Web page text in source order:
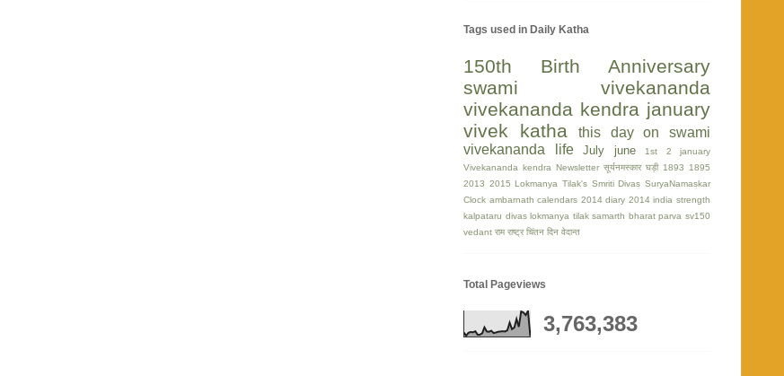
Tags used in Daily Katha
150th Birth Anniversary
swami vivekananda
vivekananda kendra january
vivek katha
this day on swami
vivekananda life
July june 1st
2 january
Vivekananda kendra Newsletter सूर्यनमस्कार घड़ी 1893
1895
2013 2015 Lokmanya Tilak's Smriti Divas SuryaNamaskar
Clock ambarnath calendars 2014 diary 2014 india strength
kalpataru divas lokmanya tilak samarth bharat parva sv150
vedant राम राष्ट्र चिंतन दिन वेदान्त
Total Pageviews
3,763,383